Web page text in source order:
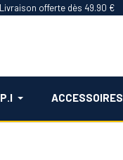
Livraison offerte dès 49.90 €
ACCESSOIRES